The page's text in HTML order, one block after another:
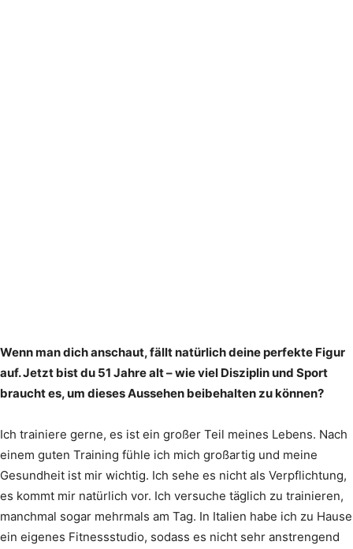
Wenn man dich anschaut, fällt natürlich deine perfekte Figur
auf. Jetzt bist du 51 Jahre alt – wie viel Disziplin und Sport
braucht es, um dieses Aussehen beibehalten zu können?
Ich trainiere gerne, es ist ein großer Teil meines Lebens. Nach
einem guten Training fühle ich mich großartig und meine
Gesundheit ist mir wichtig. Ich sehe es nicht als Verpflichtung,
es kommt mir natürlich vor. Ich versuche täglich zu trainieren,
manchmal sogar mehrmals am Tag. In Italien habe ich zu Hause
ein eigenes Fitnessstudio, sodass es nicht sehr anstrengend